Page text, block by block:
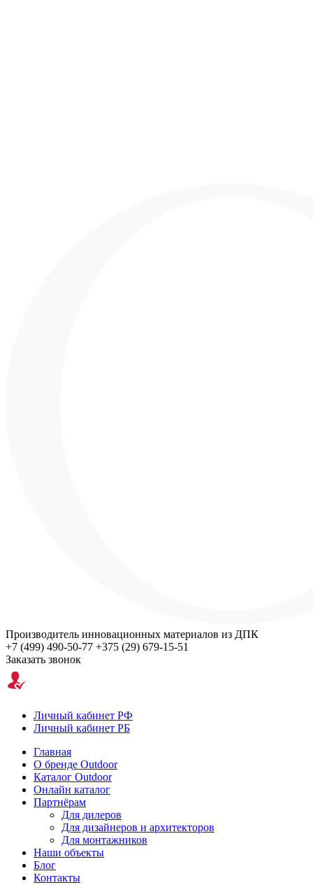
Производитель инновационных материалов из ДПК
+7 (499) 490-50-77 +375 (29) 679-15-51
Заказать звонок
Личный кабинет РФ
Личный кабинет РБ
Главная
О бренде Outdoor
Каталог Outdoor
Онлайн каталог
Партнёрам
Для дилеров
Для дизайнеров и архитекторов
Для монтажников
Наши объекты
Блог
Контакты